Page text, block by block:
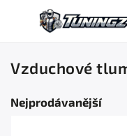
Vzduchové
Nejprodávanější